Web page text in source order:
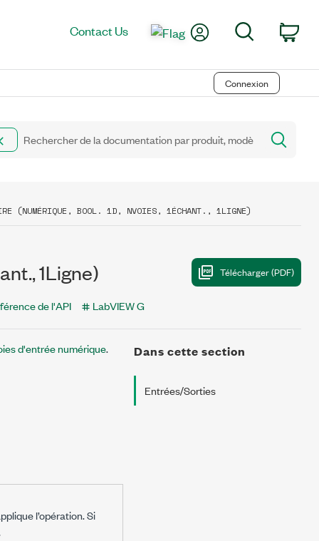
Contact Us My AccountSearch
Connexion
(NUMÉRIQUE, BOOL. 1D, NVOIES, 1ÉCHANT., 1LIGNE)
1Ligne)
de l'API LabVIEW G
d'entrée numérique.
l’opération. Si
Dans cette section
Entrées/Sorties